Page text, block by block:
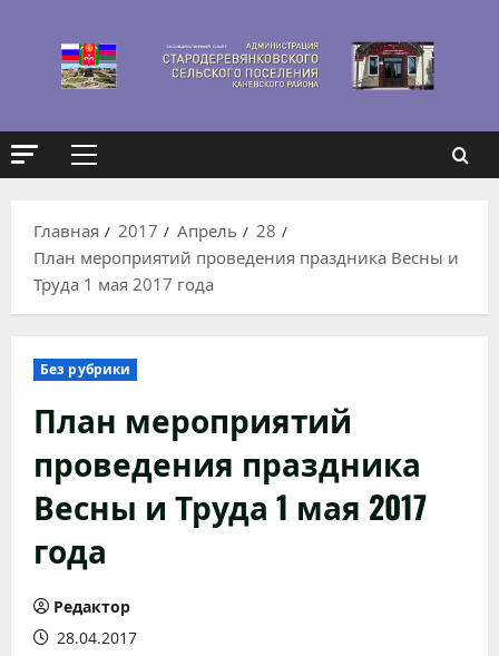
содержимому
Основное
Главная
2017 Апрель
28
План мероприятий проведения праздника Весны и
Труда 1 мая 2017 года
Без рубрики
План мероприятий
проведения праздника
Весны и Труда 1 мая 2017
года
Редактор
28.04.2017